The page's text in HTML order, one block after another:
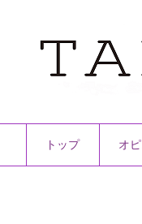
トップ オ